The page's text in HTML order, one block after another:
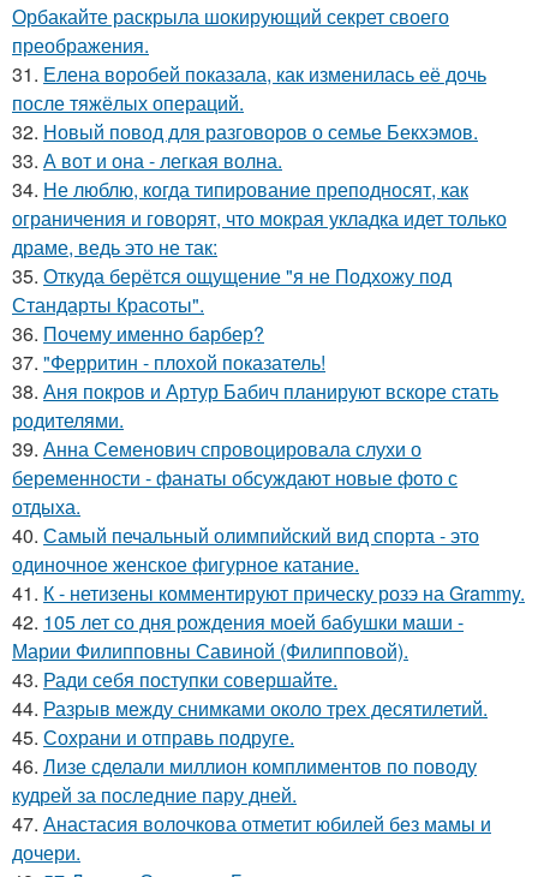
Орбакайте раскрыла шокирующий секрет своего
преображения.
31. Елена воробей показала, как изменилась её дочь
после тяжёлых операций.
32. Новый повод для разговоров о семье Бекхэмов.
33. А вот и она - легкая волна.
34. Не люблю, когда типирование преподносят, как
ограничения и говорят, что мокрая укладка идет только
драме, ведь это не так:
35. Откуда берётся ощущение "я не Подхожу под
Стандарты Красоты".
36. Почему именно барбер?
37. "Ферритин - плохой показатель!
38. Аня покров и Артур Бабич планируют вскоре стать
родителями.
39. Анна Семенович спровоцировала слухи о
беременности - фанаты обсуждают новые фото с
отдыха.
40. Самый печальный олимпийский вид спорта - это
одиночное женское фигурное катание.
41. К - нетизены комментируют прическу розэ на Grammy.
42. 105 лет со дня рождения моей бабушки маши -
Марии Филипповны Савиной (Филипповой).
43. Ради себя поступки совершайте.
44. Разрыв между снимками около трех десятилетий.
45. Сохрани и отправь подруге.
46. Лизе сделали миллион комплиментов по поводу
кудрей за последние пару дней.
47. Анастасия волочкова отметит юбилей без мамы и
дочери.